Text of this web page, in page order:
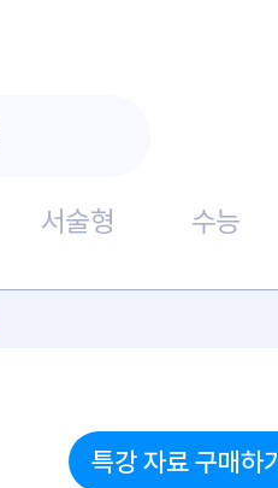
서술형 수능
특강 자료 구매하기